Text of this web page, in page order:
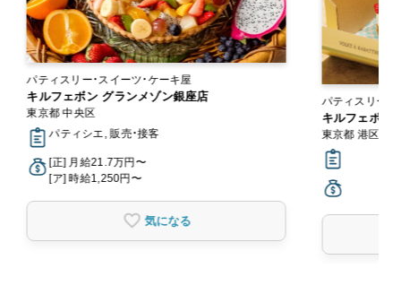
パティスリー・スイーツ・ケーキ屋
キルフェボン グランメゾン銀座店
東京都 中央区
パティシエ, 販売・接客
[正] 月給21.7万円〜
[ア] 時給1,250円〜
気になる
パティスリー・
キルフェボン
東京都 港区